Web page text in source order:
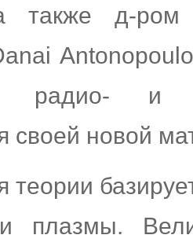
также д-
радио- и
своей новой
теории
плазмы.